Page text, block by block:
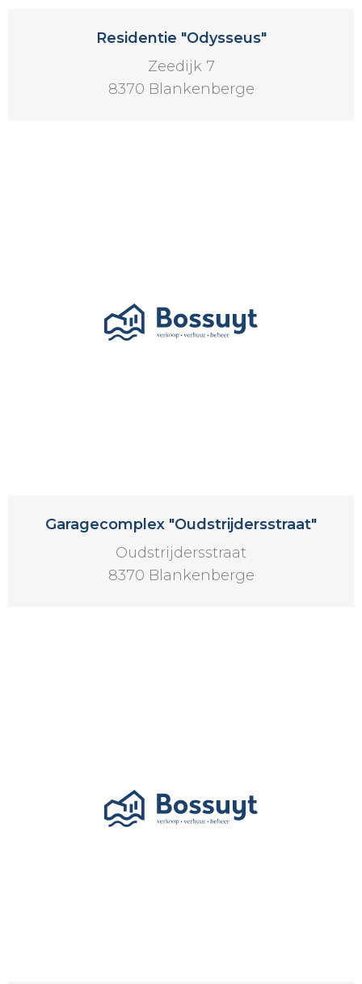
Residentie "Odysseus"
Zeedijk 7
8370 Blankenberge
Garagecomplex "Oudstrijdersstraat"
Oudstrijdersstraat
8370 Blankenberge